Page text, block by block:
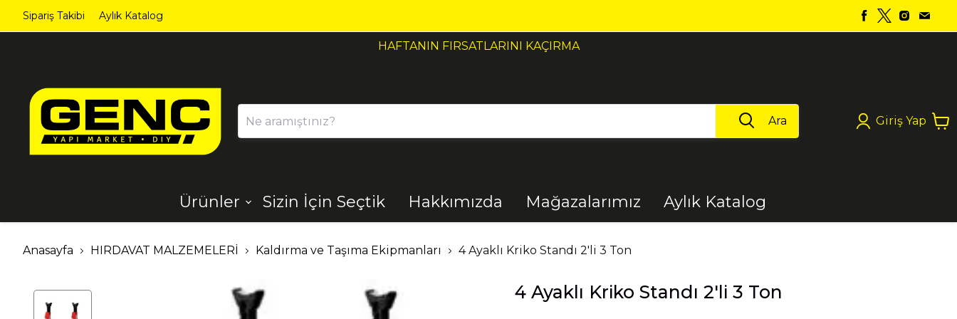
Sipariş Takibi Aylık Katalog
Ara Giriş Yap
Ürünler
Ahşap Aydınlatma Bahçe Banyo
Dekorasyon
Demir Çelik
El Aletleri
Elektrik
Elektrikli Aletler
Sizin İçin Seçtik Hakkımızda Mağazalarımız Aylık Katalog
Anasayfa HIRDAVAT MALZEMELERİ Kaldırma ve Taşıma Ekipmanları 4 Ayaklı Kriko Standı 2'li 3 Ton
4 Ayaklı Kriko Standı 2'li 3 Ton